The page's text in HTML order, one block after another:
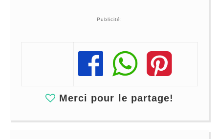
Publicité:
Share
Share
Share
Merci pour le partage!